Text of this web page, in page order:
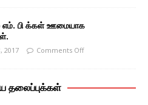
எம். பி க்கள் ஊமையாக
2017 Comments Off